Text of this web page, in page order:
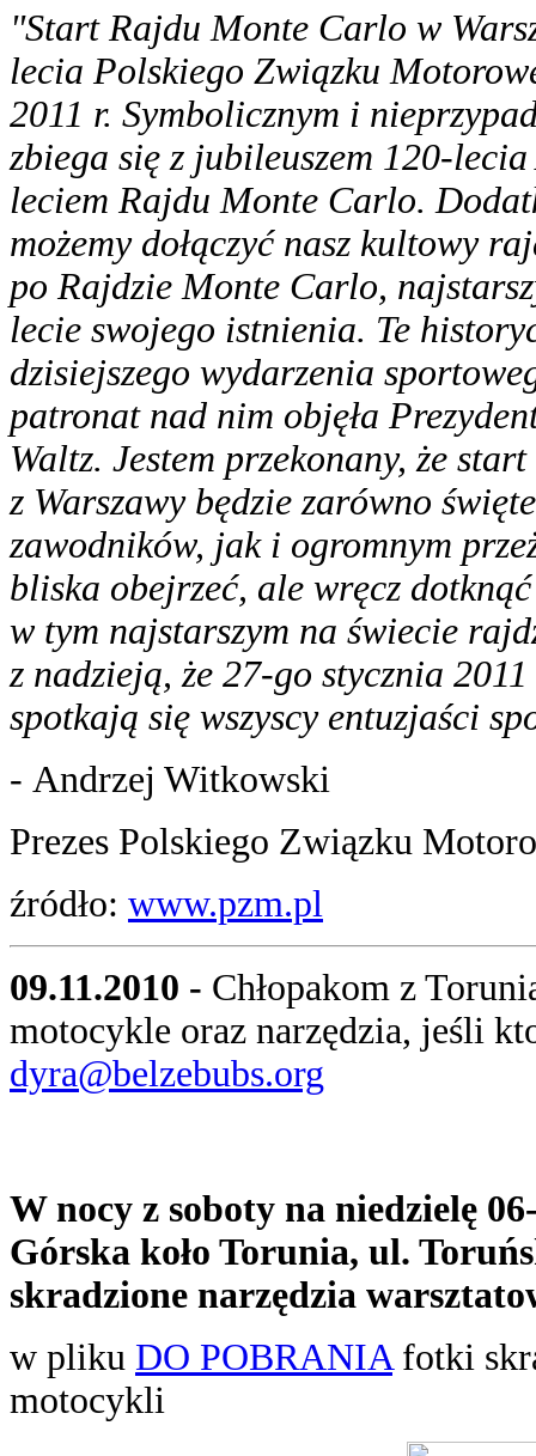
"Start Rajdu Monte Carlo w
lecia Polskiego Związku
2011 r. Symbolicznym i
zbiega się z jubileuszem 120-
leciem Rajdu Monte Carlo.
możemy dołączyć nasz kultowy
po Rajdzie Monte Carlo,
lecie swojego istnienia. Te
dzisiejszego wydarzenia
patronat nad nim objęła
Waltz. Jestem przekonany, że
z Warszawy będzie zarówno
zawodników, jak i ogromnym
bliska obejrzeć, ale wręcz
w tym najstarszym na świecie
z nadzieją, że 27-go stycznia
spotkają się wszyscy entuzjaści
- Andrzej Witkowski
Prezes Polskiego Związku
źródło: www.pzm.pl
09.11.2010 - Chłopakom z
motocykle oraz narzędzia, jeśli
dyra@belzebubs.org
W nocy z soboty na niedzielę
Górska koło Torunia, ul.
skradzione narzędzia
w pliku DO POBRANIAfotki
motocykli